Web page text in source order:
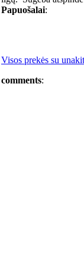
Papuošalai:
Visos prekės su
comments: